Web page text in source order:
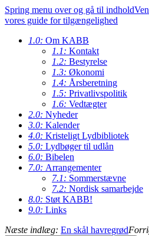
Spring menu over og gå til indhold
vores guide for tilgængelighed
1.0: Om KABB
1.1: Kontakt
1.2: Bestyrelse
1.3: Økonomi
1.4: Årsberetning
1.5: Privatlivspolitik
1.6: Vedtægter
2.0: Nyheder
3.0: Kalender
4.0: Kristeligt Lydbibliotek
5.0: Lydbøger til udlån
6.0: Bibelen
7.0: Arrangementer
7.1: Sommerstævne
7.2: Nordisk samarbejde
8.0: Støt KABB!
9.0: Links
Næste indlæg: En skål havregrød